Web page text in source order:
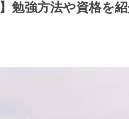
勉強方法や資格を